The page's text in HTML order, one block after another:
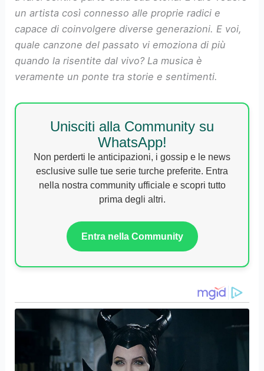
un artista così connesso alle proprie radici e
capace di coinvolgere diverse generazioni. E voi,
quale canzone del passato vi emoziona di più
quando la risentite dal vivo? La musica è
veramente un ponte tra storie e sentimenti.
Unisciti alla Community su
WhatsApp!
Non perderti le anticipazioni, i gossip e le news
esclusive sulle tue serie turche preferite. Entra
nella nostra community ufficiale e scopri tutto
prima degli altri.
Entra nella Community